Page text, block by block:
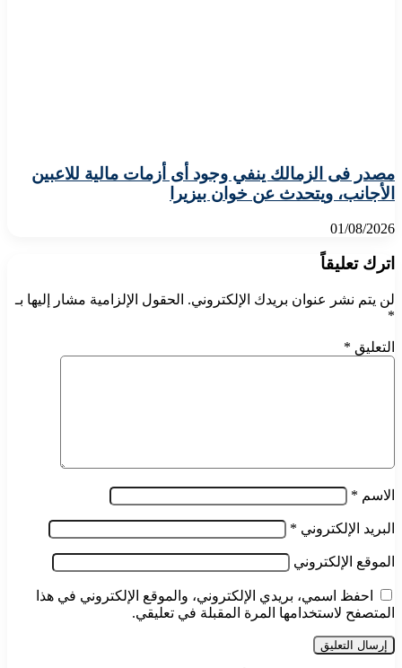
مصدر فى الزمالك ينفي وجود أى أزمات مالية للاعبين
الأجانب، ويتحدث عن خوان بيزيرا
01/08/2026
اترك تعليقاً
لن يتم نشر عنوان بريدك الإلكتروني. الحقول الإلزامية مشار إليها بـ
*
التعليق *
الاسم *
البريد الإلكتروني *
الموقع الإلكتروني
احفظ اسمي، بريدي الإلكتروني، والموقع الإلكتروني في هذا
المتصفح لاستخدامها المرة المقبلة في تعليقي.